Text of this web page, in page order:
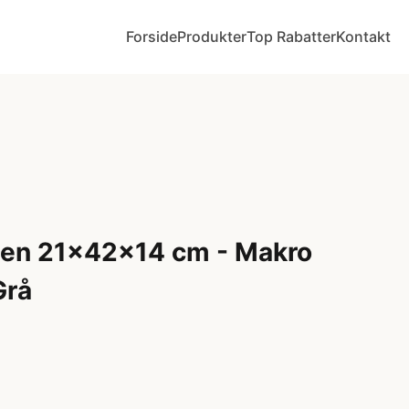
ForsideProdukterTop RabatterKontakt
21x42x14 cm - Makro